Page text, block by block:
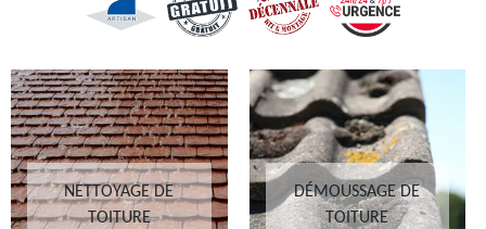
NETTOYAGE DE
TOITURE
DÉMOUSSAGE DE
TOITURE